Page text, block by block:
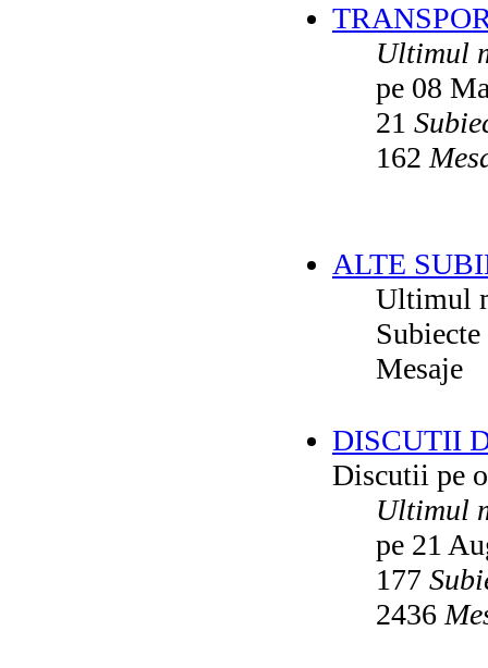
Ultimul
pe 08
21
162
ALTE
Ultimul
Subiecte
Mesaje
DISCUTII
Discutii pe
Ultimul
pe 21
177
2436